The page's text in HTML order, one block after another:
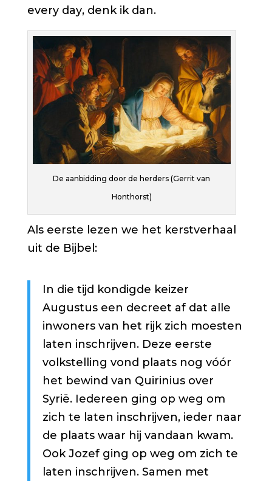
every day, denk ik dan.
De aanbidding door de herders (Gerrit van
Honthorst)
Als eerste lezen we het kerstverhaal
uit de Bijbel:
In die tijd kondigde keizer
Augustus een decreet af dat alle
inwoners van het rijk zich moesten
laten inschrijven. Deze eerste
volkstelling vond plaats nog vóór
het bewind van Quirinius over
Syrië. Iedereen ging op weg om
zich te laten inschrijven, ieder naar
de plaats waar hij vandaan kwam.
Ook Jozef ging op weg om zich te
laten inschrijven. Samen met